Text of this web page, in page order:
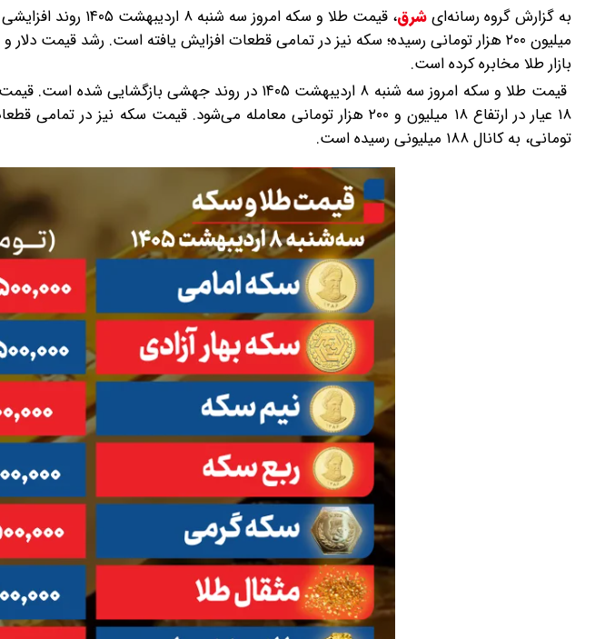
به گزارش گروه رسانه‌ایشرق،
میلیون ۲۰۰ هزار تومانی رسیده؛ سکه نیز در تمامی قطعات افزایش یافته است. رشد قیمت
بازار طلا مخابره کرده است.
قیمت طلا و سکه امروز سه شنبه ۸ اردیبهشت ۱۴۰۵ در روند
تومانی، به کانال ۱۸۸ میلیونی رسیده است.